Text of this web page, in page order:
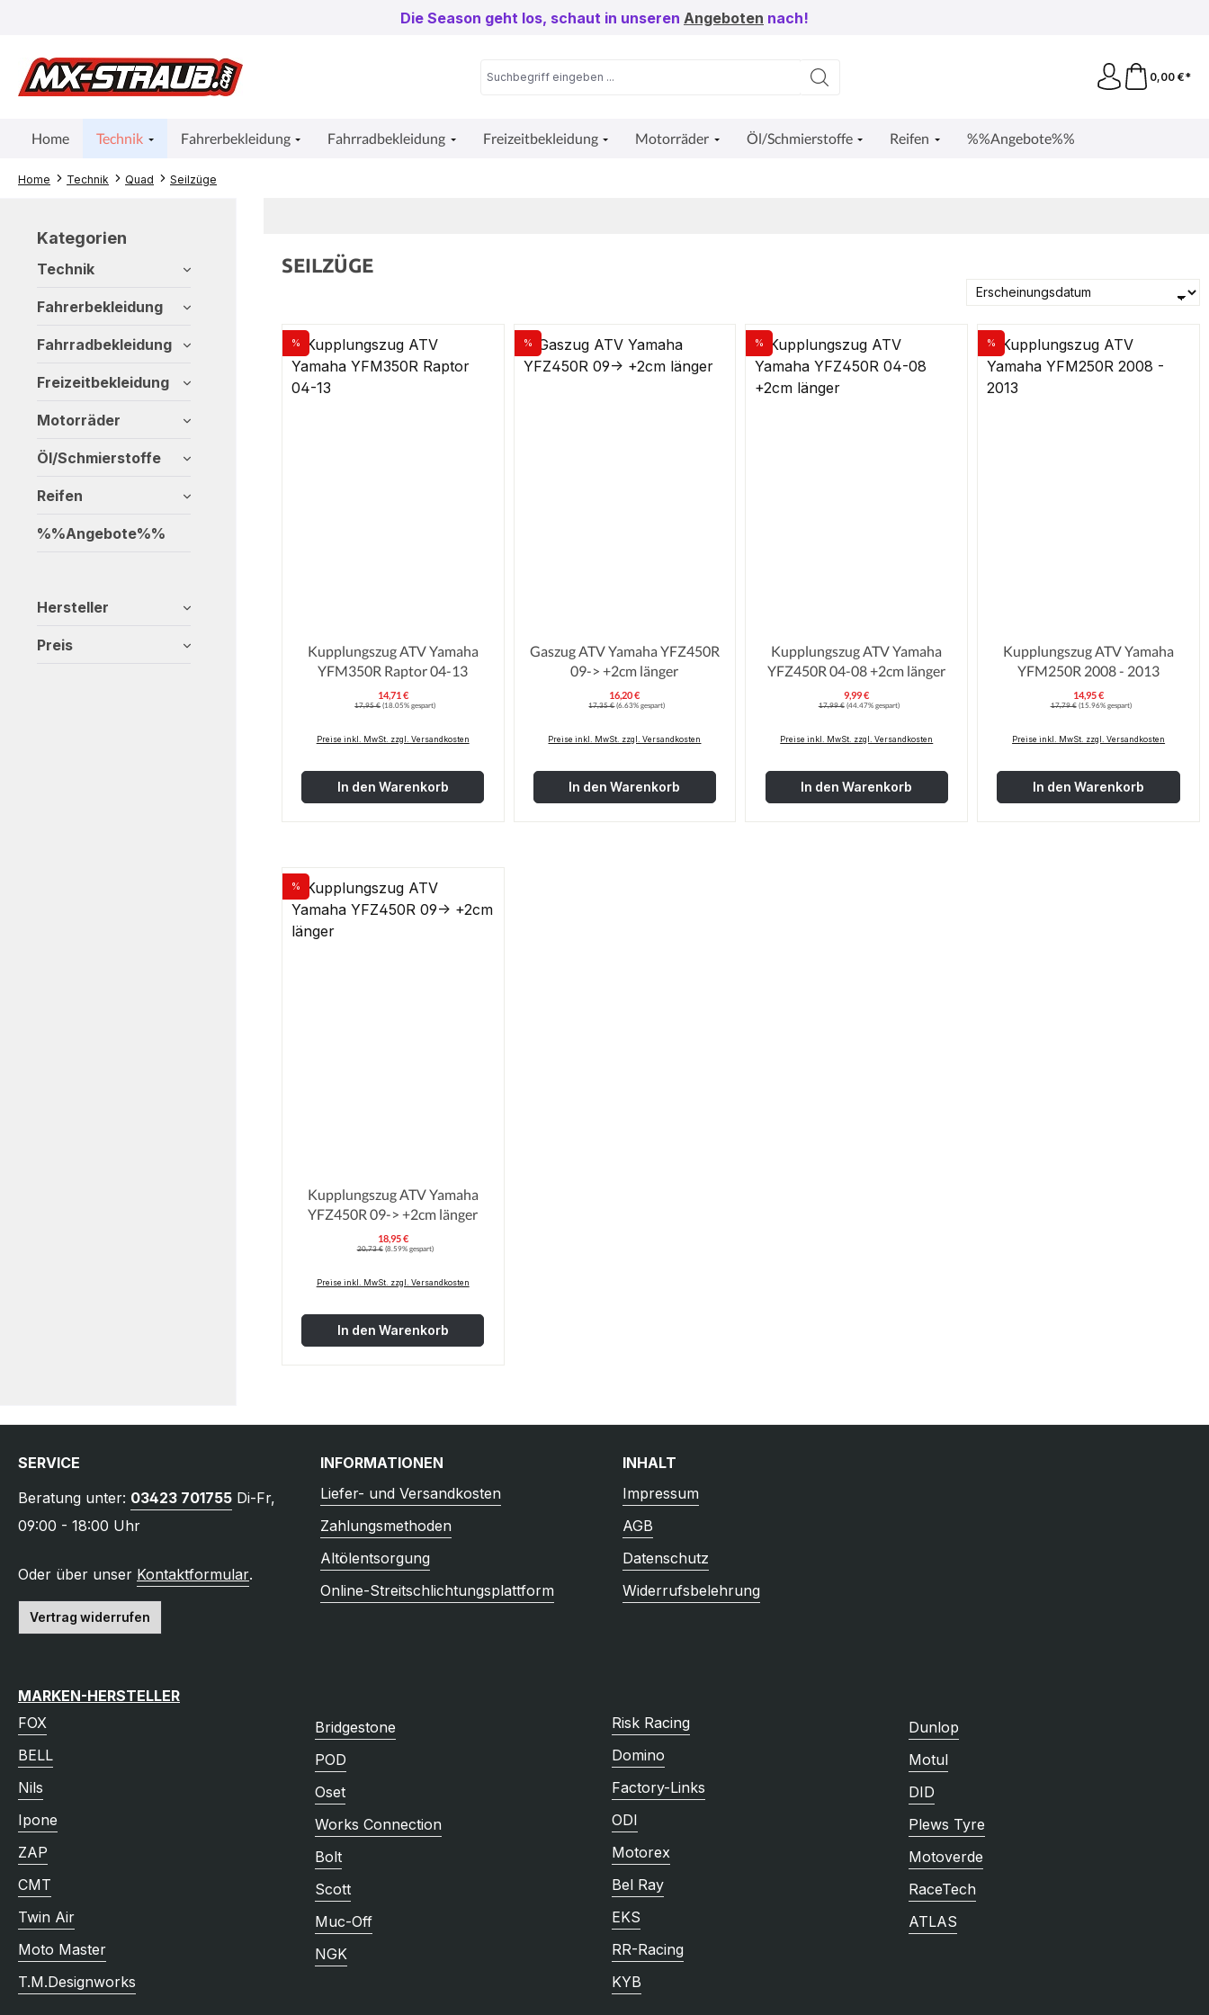
Die Season geht los, schaut in unseren Angeboten nach!
0,00 €*
Home Technik Fahrerbekleidung Fahrradbekleidung Freizeitbekleidung Motorräder Öl/Schmierstoffe Reifen %%Angebote%%
Home Technik Quad Seilzüge
Kategorien
Technik
Fahrerbekleidung
Fahrradbekleidung
Freizeitbekleidung
Motorräder
Öl/Schmierstoffe
Reifen
%%Angebote%%
Hersteller
Preis
SEILZÜGE
Rabatt
%
Kupplungszug ATV Yamaha
YFM350R Raptor 04-13
Verkaufspreis:
14,71 €
Regulärer Preis:
17,95 € (18.05% gespart)
Preise inkl. MwSt. zzgl. Versandkosten
In den Warenkorb
Rabatt
%
Gaszug ATV Yamaha YFZ450R
09-> +2cm länger
Verkaufspreis:
16,20 €
Regulärer Preis:
17,35 € (6.63% gespart)
Preise inkl. MwSt. zzgl. Versandkosten
In den Warenkorb
Rabatt
%
Kupplungszug ATV Yamaha
YFZ450R 04-08 +2cm länger
Verkaufspreis:
9,99 €
Regulärer Preis:
17,99 € (44.47% gespart)
Preise inkl. MwSt. zzgl. Versandkosten
In den Warenkorb
Rabatt
%
Kupplungszug ATV Yamaha
YFM250R 2008 - 2013
14,95 €
Regulärer Preis:
17,79 € (15.96% gespart)
Preise inkl. MwSt. zzgl. Versandkosten
In den Warenkorb
Rabatt
%
Kupplungszug ATV Yamaha
YFZ450R 09-> +2cm länger
Verkaufspreis:
18,95 €
Regulärer Preis:
20,73 € (8.59% gespart)
Preise inkl. MwSt. zzgl. Versandkosten
In den Warenkorb
SERVICE
Beratung unter: 03423 701755 Di-Fr,
09:00 - 18:00 Uhr
Oder über unser Kontaktformular.
Vertrag widerrufen
INFORMATIONEN
Liefer- und Versandkosten
Zahlungsmethoden
Altölentsorgung
Online-Streitschlichtungsplattform
INHALT
Impressum
AGB
Datenschutz
Widerrufsbelehrung
MARKEN-HERSTELLER
FOX
BELL
Nils
Ipone
ZAP
CMT
Twin Air
Moto Master
T.M.Designworks
Bridgestone
POD
Oset
Works Connection
Bolt
Scott
Muc-Off
NGK
Risk Racing
Domino
Factory-Links
ODI
Motorex
Bel Ray
EKS
RR-Racing
KYB
Dunlop
Motul
DID
Plews Tyre
Motoverde
RaceTech
ATLAS